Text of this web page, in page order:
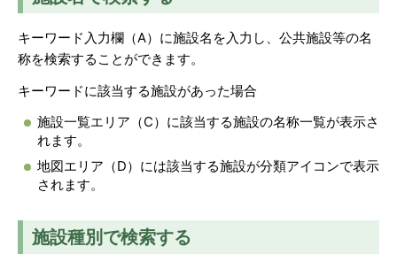
キーワード入力欄（A）に施設名を入力し、公共施設等の名
称を検索することができます。
キーワードに該当する施設があった場合
施設一覧エリア（C）に該当する施設の名称一覧が表示さ
れます。
地図エリア（D）には該当する施設が分類アイコンで表示
されます。
施設種別で検索する